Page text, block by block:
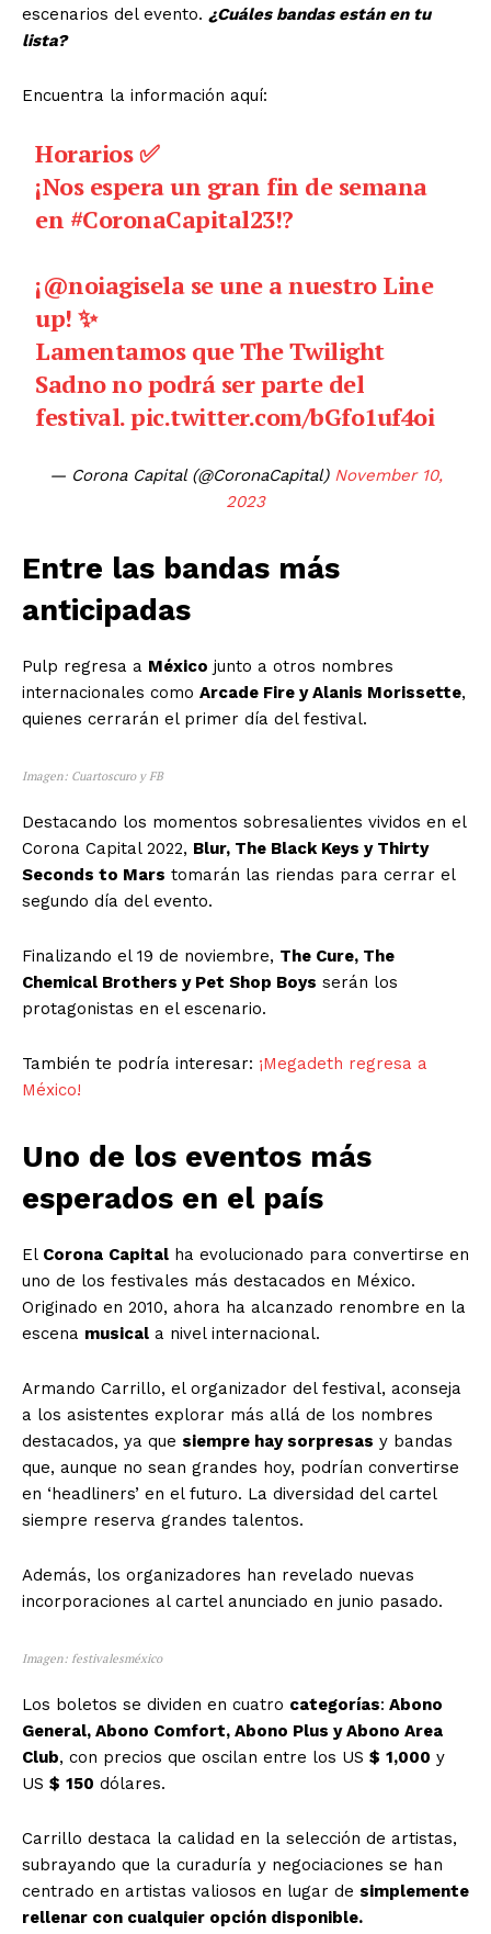
El Suplemento
SUSCRIBIRSE
escenarios del evento. ¿Cuáles bandas están en tu
lista?
Encuentra la información aquí:
Horarios ✅
¡Nos espera un gran fin de semana
en #CoronaCapital23!?️
¡@noiagiselase une a nuestro Line
up! ✨
Lamentamos que The Twilight
Sadno no podrá ser parte del
festival.pic.twitter.com/bGfo1uf4oi
— Corona Capital (@CoronaCapital) November 10,
2023
Entre las bandas más
anticipadas
Pulp regresa a México junto a otros nombres
internacionales como Arcade Fire y Alanis Morissette,
quienes cerrarán el primer día del festival.
Imagen: Cuartoscuro y FB
Destacando los momentos sobresalientes vividos en el
Corona Capital 2022, Blur, The Black Keys y Thirty
Seconds to Mars tomarán las riendas para cerrar el
segundo día del evento.
Finalizando el 19 de noviembre, The Cure, The
Chemical Brothers y Pet Shop Boys serán los
protagonistas en el escenario.
También te podría interesar: ¡Megadeth regresa a
México!
Uno de los eventos más
esperados en el país
El Corona Capital ha evolucionado para convertirse en
uno de los festivales más destacados en México.
Originado en 2010, ahora ha alcanzado renombre en la
escena musical a nivel internacional.
Armando Carrillo, el organizador del festival, aconseja
a los asistentes explorar más allá de los nombres
destacados, ya que siempre hay sorpresas y bandas
que, aunque no sean grandes hoy, podrían convertirse
en ‘headliners’ en el futuro. La diversidad del cartel
siempre reserva grandes talentos.
Además, los organizadores han revelado nuevas
incorporaciones al cartel anunciado en junio pasado.
Imagen: festivalesméxico
Los boletos se dividen en cuatro categorías: Abono
General, Abono Comfort, Abono Plus y Abono Area
Club, con precios que oscilan entre los US $ 1,000 y
US $ 150 dólares.
Carrillo destaca la calidad en la selección de artistas,
subrayando que la curaduría y negociaciones se han
centrado en artistas valiosos en lugar de simplemente
rellenar con cualquier opción disponible.